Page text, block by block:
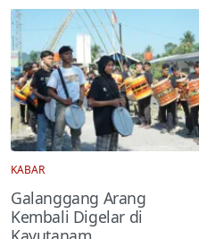
KABAR
Galanggang Arang
Kembali Digelar di